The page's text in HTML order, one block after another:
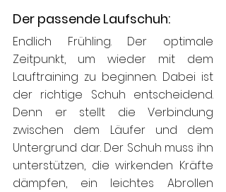
Der passende Laufschuh:
Endlich Frühling. Der optimale
Zeitpunkt, um wieder mit dem
Lauftraining zu beginnen. Dabei ist
der richtige Schuh entscheidend.
Denn er stellt die Verbindung
zwischen dem Läufer und dem
Untergrund dar. Der Schuh muss ihn
unterstützen, die wirkenden Kräfte
dämpfen, ein leichtes Abrollen